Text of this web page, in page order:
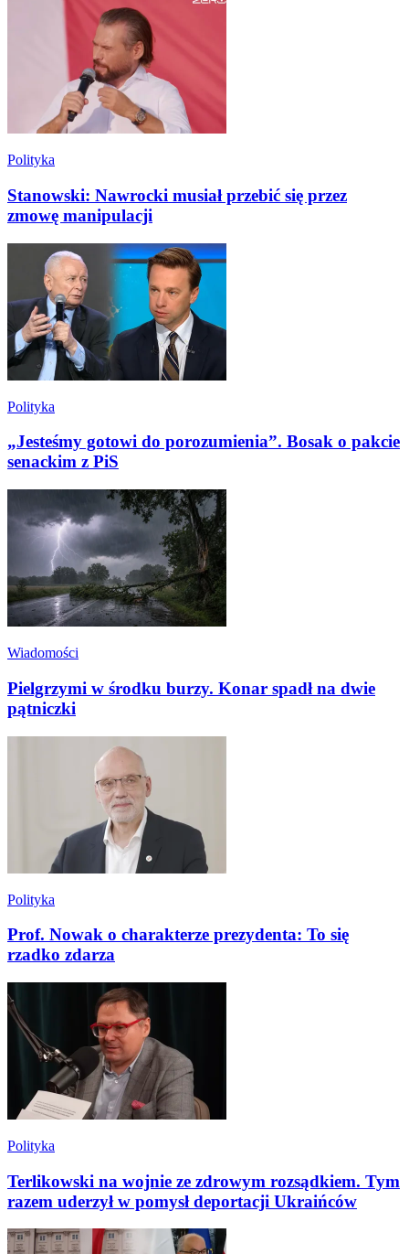
Polityka
Stanowski: Nawrocki musiał przebić się przez
zmowę manipulacji
Polityka
„Jesteśmy gotowi do porozumienia”. Bosak o pakcie
senackim z PiS
Wiadomości
Pielgrzymi w środku burzy. Konar spadł na dwie
pątniczki
Polityka
Prof. Nowak o charakterze prezydenta: To się
rzadko zdarza
Polityka
Terlikowski na wojnie ze zdrowym rozsądkiem. Tym
razem uderzył w pomysł deportacji Ukraińców